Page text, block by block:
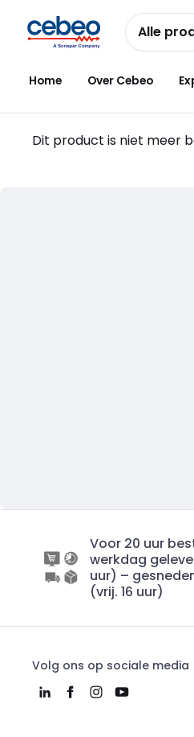
naar
navigatie
naar
inhoud
Alle
Home Over Cebeo
Dit product is niet meer
Voor 20 uur
werkdag
uur) –
(vrij. 16 uur)
Volg ons op sociale media